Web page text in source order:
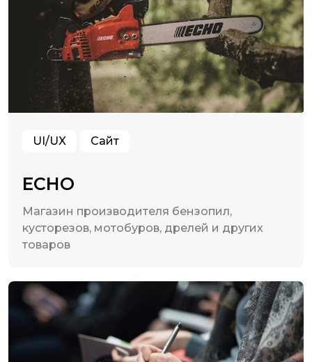
UI/UX Сайт
ECHO
Магазин производителя бензопил,
кусторезов, мотобуров, дрелей и других
товаров